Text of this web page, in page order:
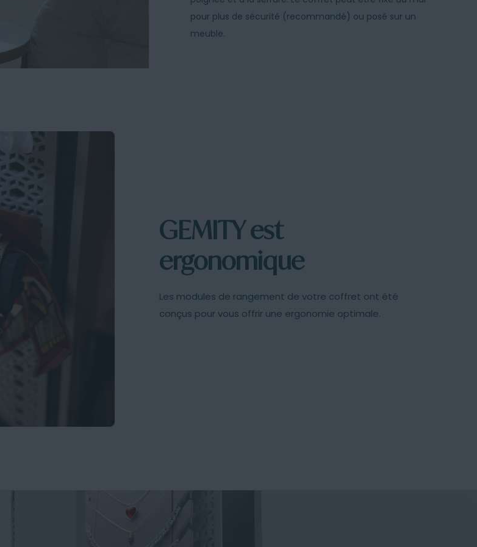
pour plus de sécurité (recommandé) ou posé sur un
meuble.
GEMITY est
ergonomique
Les modules de rangement de votre coffret ont été
conçus pour vous offrir une ergonomie optimale.